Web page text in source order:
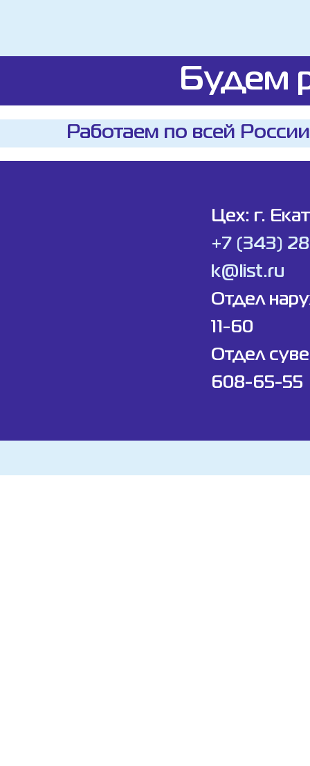
Будем
Работаем по всей
Цех: г.
+7 (343)
k@list.ru
Отдел
11-60
Отдел
608-65-55